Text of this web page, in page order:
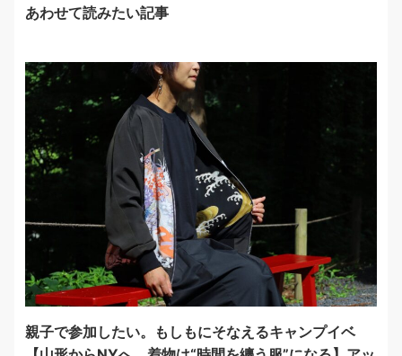
あわせて読みたい記事
親子で参加したい。もしもにそなえるキャンプイベ